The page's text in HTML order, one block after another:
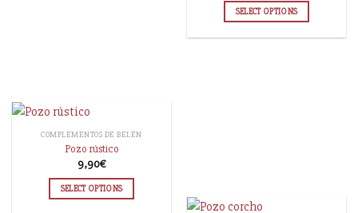
SELECT OPTIONS
COMPLEMENTOS DE BELÉN
Pozo rústico
9,90€
SELECT OPTIONS